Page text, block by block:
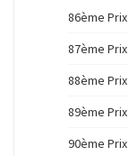
86ème
87ème
88ème
89ème
90ème